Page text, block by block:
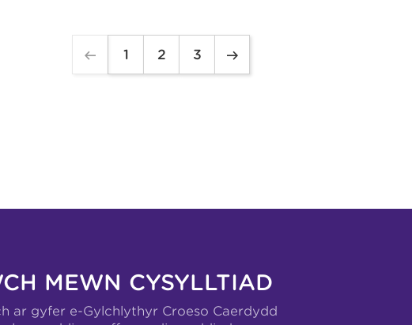
1 2 3
MEWN CYSYLLTIAD
ar gyfer e-Gylchlythyr Croeso Caerdydd